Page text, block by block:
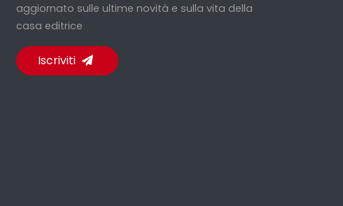
aggiornato sulle ultime novità e sulla vita della
casa editrice
Iscriviti